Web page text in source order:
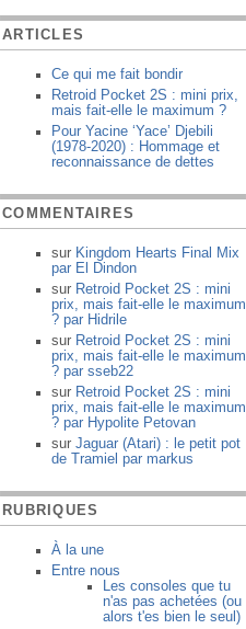
ARTICLES
Ce qui me fait bondir
Retroid Pocket 2S : mini prix,
mais fait-elle le maximum ?
Pour Yacine ‘Yace’ Djebili
(1978-2020) : Hommage et
reconnaissance de dettes
COMMENTAIRES
sur Kingdom Hearts Final Mix
par El Dindon
sur Retroid Pocket 2S : mini
prix, mais fait-elle le maximum
? par Hidrile
sur Retroid Pocket 2S : mini
prix, mais fait-elle le maximum
? par sseb22
sur Retroid Pocket 2S : mini
prix, mais fait-elle le maximum
? par Hypolite Petovan
sur Jaguar (Atari) : le petit pot
de Tramiel par markus
RUBRIQUES
À la une
Entre nous
Les consoles que tu
n'as pas achetées (ou
alors t'es bien le seul)